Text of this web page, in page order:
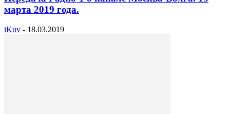
марта 2019 года.
iKuv - 18.03.2019